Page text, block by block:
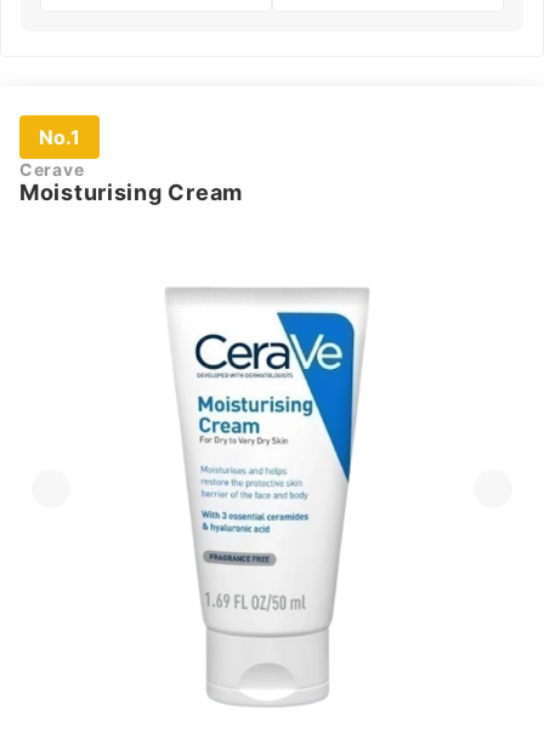
No.1
Cerave
Moisturising Cream